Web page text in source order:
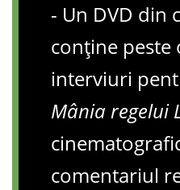
- Un DVD din
conține peste
interviuri
Mânia regelui
comentariul